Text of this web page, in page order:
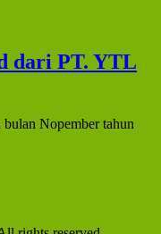
dari PT. YTL
Nopember tahun